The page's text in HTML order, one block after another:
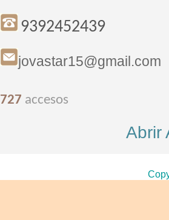
9392452439
jovastar15@gmail.com
727 accesos
Abrir